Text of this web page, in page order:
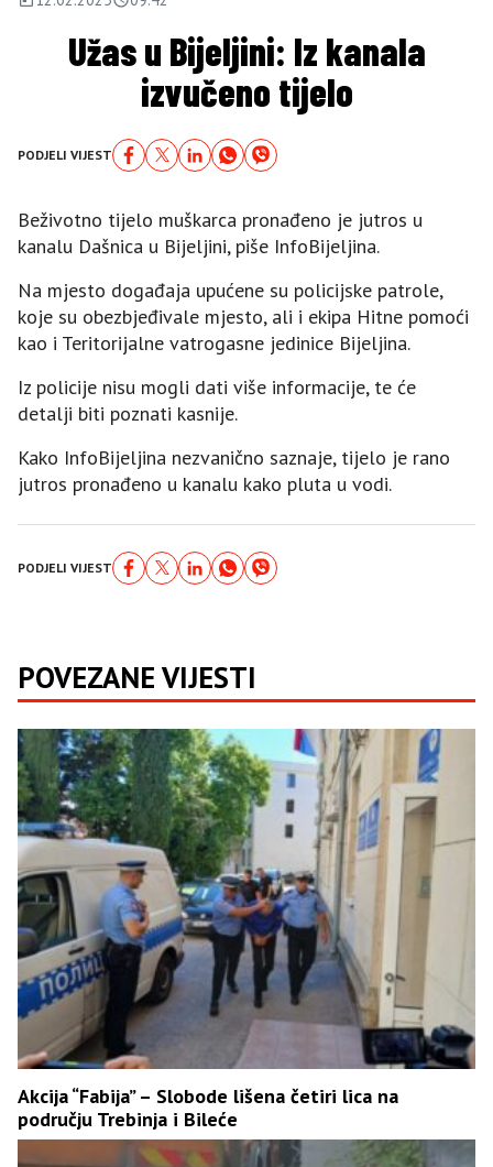
Užas u Bijeljini: Iz kanala
izvučeno tijelo
PODJELI VIJEST
Beživotno tijelo muškarca pronađeno je jutros u
kanalu Dašnica u Bijeljini, piše InfoBijeljina.
Na mjesto događaja upućene su policijske patrole,
koje su obezbjeđivale mjesto, ali i ekipa Hitne pomoći
kao i Teritorijalne vatrogasne jedinice Bijeljina.
Iz policije nisu mogli dati više informacije, te će
detalji biti poznati kasnije.
Kako InfoBijeljina nezvanično saznaje, tijelo je rano
jutros pronađeno u kanalu kako pluta u vodi.
PODJELI VIJEST
POVEZANE VIJESTI
Akcija “Fabija” – Slobode lišena četiri lica na
području Trebinja i Bileće